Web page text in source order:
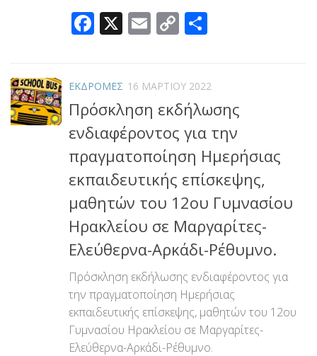
Facebook
X Email
Copy
ΕΚΔΡΟΜΕΣ 16 ΜΑΡΤΊΟΥ 2022
Πρόσκληση εκδήλωσης
ενδιαφέροντος για την
πραγματοποίηση Ημερήσιας
εκπαιδευτικής επίσκεψης,
μαθητών του 12ου Γυμνασίου
Ηρακλείου σε Μαργαρίτες-
Ελεύθερνα-Αρκάδι-Ρέθυμνο.
Πρόσκληση εκδήλωσης ενδιαφέροντος για
την πραγματοποίηση Ημερήσιας
εκπαιδευτικής επίσκεψης, μαθητών του 12ου
Γυμνασίου Ηρακλείου σε Μαργαρίτες-
Ελεύθερνα-Αρκάδι-Ρέθυμνο.